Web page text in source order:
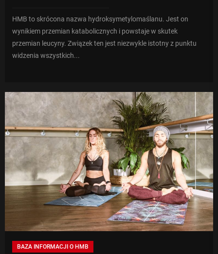
HMB to skrócona nazwa hydroksymetylomaślanu. Jest on
wynikiem przemian katabolicznych i powstaje w skutek
przemian leucyny. Związek ten jest niezwykle istotny z punktu
widzenia wszystkich...
BAZA INFORMACJI O HMB